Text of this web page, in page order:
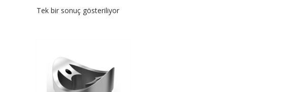
Tek bir sonuç gösteriliyor